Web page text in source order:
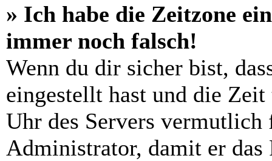
» Ich habe die Zeitzone
immer noch falsch!
Wenn du dir sicher bist,
eingestellt hast und die
Uhr des Servers
Administrator, damit er das